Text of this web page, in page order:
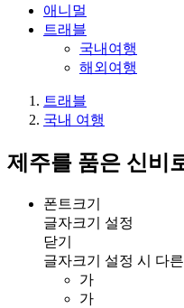
애니멀
트래블
국내여행
해외여행
트래블
국내 여행
제주를 품은 신비
폰트크기
글자크기 설정
닫기
글자크기 설정 시 다
가
가